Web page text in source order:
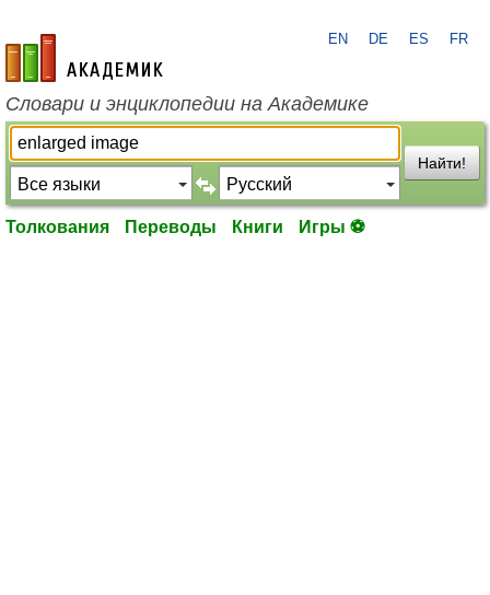
academic.ru
EN DE ES FR
Словари и энциклопедии на Академике
Найти!
Толкования Переводы Книги Игры ⚽